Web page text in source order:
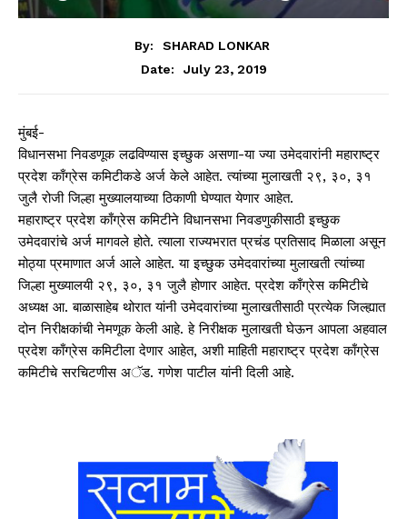
By:
SHARAD LONKAR
Date:
July 23, 2019
मुंबई-
विधानसभा निवडणूक लढविण्यास इच्छुक असणा-या ज्या उमेदवारांनी महाराष्ट्र
प्रदेश काँग्रेस कमिटीकडे अर्ज केले आहेत. त्यांच्या मुलाखती २९, ३०, ३१
जुलै रोजी जिल्हा मुख्यालयाच्या ठिकाणी घेण्यात येणार आहेत.
महाराष्ट्र प्रदेश काँग्रेस कमिटीने विधानसभा निवडणुकीसाठी इच्छुक
उमेदवारांचे अर्ज मागवले होते. त्याला राज्यभरात प्रचंड प्रतिसाद मिळाला असून
मोठ्या प्रमाणात अर्ज आले आहेत. या इच्छुक उमेदवारांच्या मुलाखती त्यांच्या
जिल्हा मुख्यालयी २९, ३०, ३१ जुलै होणार आहेत. प्रदेश काँग्रेस कमिटीचे
अध्यक्ष आ. बाळासाहेब थोरात यांनी उमेदवारांच्या मुलाखतीसाठी प्रत्येक जिल्ह्यात
दोन निरीक्षकांची नेमणूक केली आहे. हे निरीक्षक मुलाखती घेऊन आपला अहवाल
प्रदेश काँग्रेस कमिटीला देणार आहेत, अशी माहिती महाराष्ट्र प्रदेश काँग्रेस
कमिटीचे सरचिटणीस अॅड. गणेश पाटील यांनी दिली आहे.